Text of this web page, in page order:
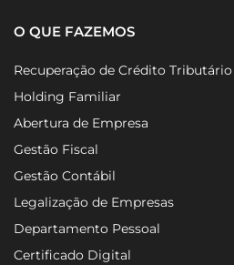
O QUE FAZEMOS
Recuperação de Crédito Tributário
Holding Familiar
Abertura de Empresa
Gestão Fiscal
Gestão Contábil
Legalização de Empresas
Departamento Pessoal
Certificado Digital